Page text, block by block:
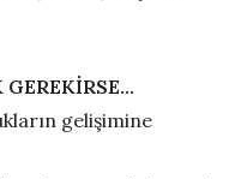
GEREKİRSE…
gelişimine